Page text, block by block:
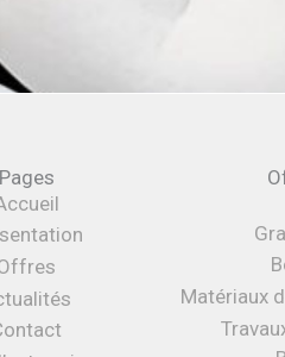
Pages
Matériaux